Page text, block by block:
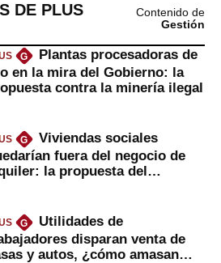
DE PLUS
Contenido de
Gestión
G
Plantas procesadoras de
en la mira del Gobierno: la
contra la minería ilegal
G
Viviendas sociales
fuera del negocio de
la propuesta del
G
Utilidades de
disparan venta de
y autos, ¿cómo amasan